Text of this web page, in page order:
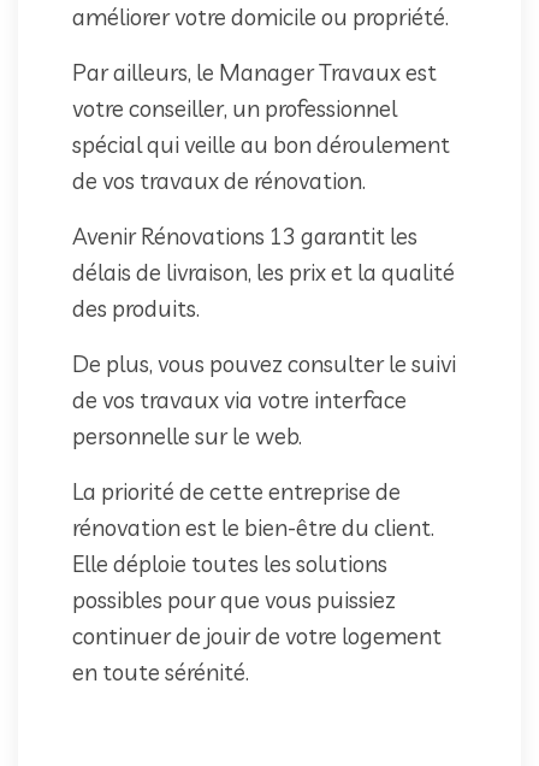
améliorer votre domicile ou propriété.
Par ailleurs, le Manager Travaux est
votre conseiller, un professionnel
spécial qui veille au bon déroulement
de vos travaux de rénovation.
Avenir Rénovations 13 garantit les
délais de livraison, les prix et la qualité
des produits.
De plus, vous pouvez consulter le suivi
de vos travaux via votre interface
personnelle sur le web.
La priorité de cette entreprise de
rénovation est le bien-être du client.
Elle déploie toutes les solutions
possibles pour que vous puissiez
continuer de jouir de votre logement
en toute sérénité.